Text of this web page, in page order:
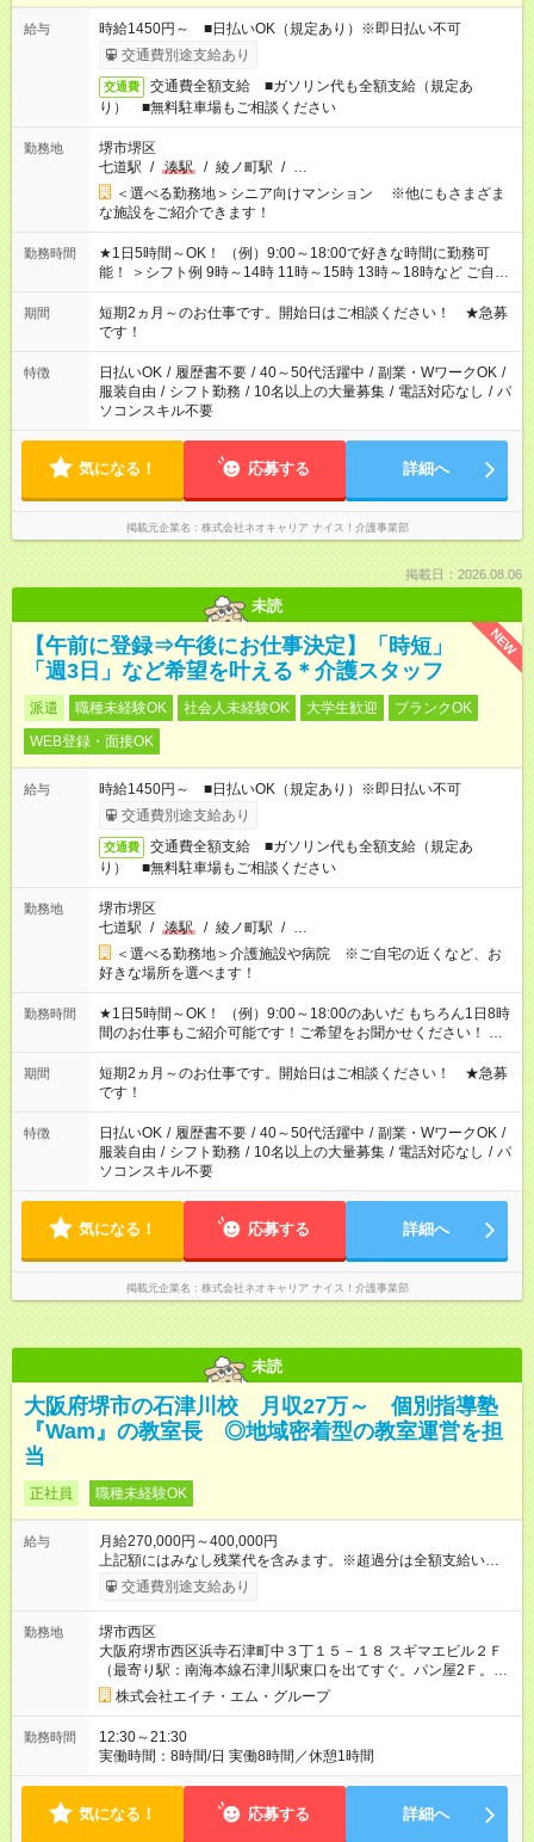
給与
時給1450円～ ■日払いOK（規定あり）※即日払い不可
交通費別途支給あり
交通費
交通費全額支給 ■ガソリン代も全額支給（規定あ
り） ■無料駐車場もご相談ください
勤務地
堺市堺区
七道駅 / 湊駅 / 綾ノ町駅 / …
＜選べる勤務地＞シニア向けマンション ※他にもさまざま
な施設をご紹介できます！
勤務時間
★1日5時間～OK！ （例）9:00～18:00で好きな時間に勤務可
能！ ＞シフト例 9時～14時 11時～15時 13時～18時など ご自身
のご都合に合わせて勤務時間をご相談ください！ ★家庭の都合
でお休みや時間の調整が必要な場合も遠慮なくご相談くださ
い。
期間
短期2ヵ月～のお仕事です。開始日はご相談ください！ ★急募
です！
特徴 日払いOK / 履歴書不要 / 40～50代活躍中 / 副業・WワークOK /
服装自由 / シフト勤務 / 10名以上の大量募集 / 電話対応なし / パ
ソコンスキル不要
気になる！ 応募する 詳細へ
掲載元企業名 株式会社ネオキャリア ナイス！介護事業部
掲載日：2026.08.06
未読
NEW
【午前に登録⇒午後にお仕事決定】「時短」
「週3日」など希望を叶える＊介護スタッフ
派遣 職種未経験OK 社会人未経験OK 大学生歓迎
ブランクOK
WEB登録・面接OK
給与
時給1450円～ ■日払いOK（規定あり）※即日払い不可
交通費別途支給あり
交通費
交通費全額支給 ■ガソリン代も全額支給（規定あ
り） ■無料駐車場もご相談ください
勤務地
堺市堺区
七道駅 / 湊駅 / 綾ノ町駅 / …
＜選べる勤務地＞介護施設や病院 ※ご自宅の近くなど、お
好きな場所を選べます！
勤務時間
★1日5時間～OK！ （例）9:00～18:00のあいだ もちろん1日8時
間のお仕事もご紹介可能です！ご希望をお聞かせください！ ※
週最低15時間以上の勤務が必要です
期間
短期2ヵ月～のお仕事です。開始日はご相談ください！ ★急募
です！
特徴 日払いOK / 履歴書不要 / 40～50代活躍中 / 副業・WワークOK /
服装自由 / シフト勤務 / 10名以上の大量募集 / 電話対応なし / パ
ソコンスキル不要
気になる！ 応募する 詳細へ
掲載元企業名 株式会社ネオキャリア ナイス！介護事業部
未読
大阪府堺市の石津川校 月収27万～ 個別指導塾
『Wam』の教室長 ◎地域密着型の教室運営を担
当
正社員 職種未経験OK
給与
月給270,000円～400,000円
上記額にはみなし残業代を含みます。※超過分は全額支給いたし
ます。 みなし残業代 59,000円／月 みなし残業時間 42時間／月
月給27万円～40万円 ◎管理職候補は、月給30万円以上です。 ◎
間を超える時間外労働には別途、残業手当を支給します。 ◎上
記金額は最低保証額です。経験や年齢、能力などを踏まえて決
定します。 ※試用期間は3ヶ月で、その間の雇用形態は正社員で
す。そのほかの条件に変更はありません。 分は全額支給しま
す。 上記額にはみなし残業代（月42時間分、5万9000円分）を
含みます。※超過分は全額支給します 【試用期間】試用期間あ
り 試用期間の長さ：3ヶ月 雇用形態、給与は本採用時と同じで
交通費別途支給あり
勤務地
堺市西区
大阪府堺市西区浜寺石津町中３丁１５－１８ スギマエビル２Ｆ
（最寄り駅：南海本線石津川駅東口を出てすぐ。パン屋2Ｆ。浜
寺石津郵便局の斜め向い）
株式会社エイチ・エム・グループ
勤務時間
12:30～21:30
実働時間：8時間/日 実働8時間／休憩1時間
気になる！ 応募する 詳細へ